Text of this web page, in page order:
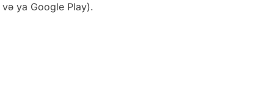
və ya Google Play).